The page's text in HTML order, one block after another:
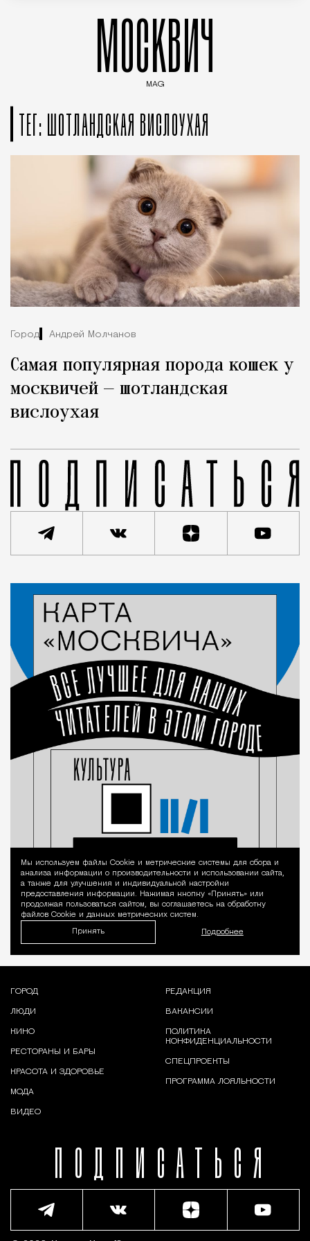
МОСКВИЧ
MAG
ТЕГ: ШОТЛАНДСКАЯ ВИСЛОУХАЯ
Город Андрей Молчанов
Самая популярная порода кошек у
москвичей — шотландская
вислоухая
Уведомление
Мы используем файлы Сookie и метрические системы для сбора и
анализа информации о производительности и использовании сайта,
а также для улучшения и индивидуальной настройки
предоставления информации. Нажимая кнопку «Принять» или
продолжая пользоваться сайтом, вы соглашаетесь на обработку
файлов Cookie и данных метрических систем.
Принять Подробнее
ПОДПИСАТЬСЯ
ГОРОД
ЛЮДИ
КИНО
РЕСТОРАНЫ И БАРЫ
КРАСОТА И ЗДОРОВЬЕ
МОДА
ВИДЕО
РЕДАКЦИЯ
ВАКАНСИИ
ПОЛИТИКА
КОНФИДЕНЦИАЛЬНОСТИ
СПЕЦПРОЕКТЫ
ПРОГРАММА ЛОЯЛЬНОСТИ